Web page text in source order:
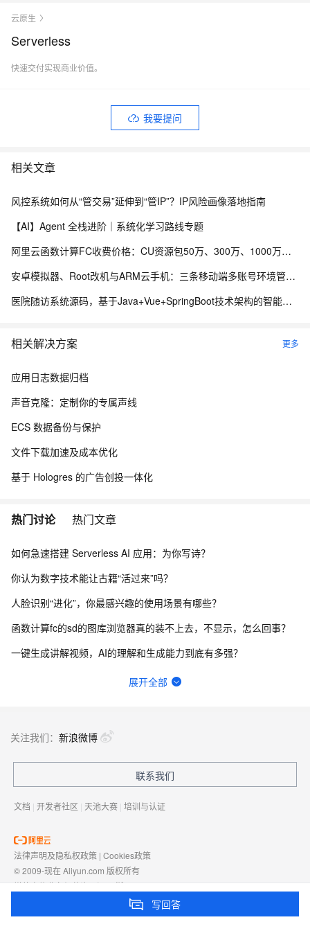
云原生
Serverless
快速交付实现商业价值。
我要提问
相关文章
风控系统如何从“管交易”延伸到“管IP”？IP风险画像落地指南
【AI】Agent 全栈进阶｜系统化学习路线专题
阿里云函数计算FC收费价格：CU资源包50万、300万、1000万、2亿、20亿及4000万CU费用清单
安卓模拟器、Root改机与ARM云手机：三条移动端多账号环境管理路径的工程实测手记
医院随访系统源码，基于Java+Vue+SpringBoot技术架构的智能化管理平台
相关解决方案 更多
应用日志数据归档
声音克隆：定制你的专属声线
ECS 数据备份与保护
文件下载加速及成本优化
基于 Hologres 的广告创投一体化
热门讨论 热门文章
如何急速搭建 Serverless AI 应用：为你写诗？
你认为数字技术能让古籍“活过来”吗？
人脸识别“进化”，你最感兴趣的使用场景有哪些？
函数计算fc的sd的图库浏览器真的装不上去，不显示，怎么回事？
一键生成讲解视频，AI的理解和生成能力到底有多强？
请问主域名备案了，子域名还要备案吗？
函数计算一键部署ComfyUI绘画平台的优势有哪些？
有没有一种可能，其实你早就在AIGC了？
展开全部
写回答
关注我们： 新浪微博
联系我们
文档 | 开发者社区 | 天池大赛 | 培训与认证
法律声明及隐私权政策 | Cookies政策
© 2009-现在 Aliyun.com 版权所有
增值电信业务经营许可证： 浙B2-20080101
浙D3-20210002
浙公网安备 33010602009975号浙B2-20080101-4